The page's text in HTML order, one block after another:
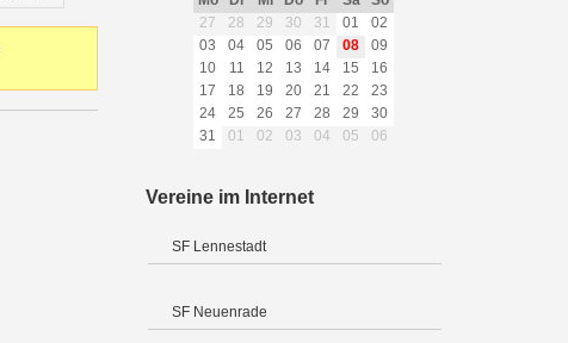
27
28 29 30 31 01
02
03
04 05 06 07 08
09
10
11 12 13 14 15
16
17
18 19 20 21 22
23
24
25 26 27 28 29
30
31
01 02 03 04 05 06
Vereine im Internet
SF Lennestadt
SF Neuenrade